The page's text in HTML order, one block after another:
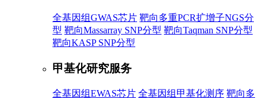
全基因组GWAS芯片 靶向多重PCR扩增子NGS分
型 靶向Massarray SNP分型 靶向Taqman SNP分型
靶向KASP SNP分型
甲基化研究服务
全基因组EWAS芯片 全基因组甲基化测序 靶向多